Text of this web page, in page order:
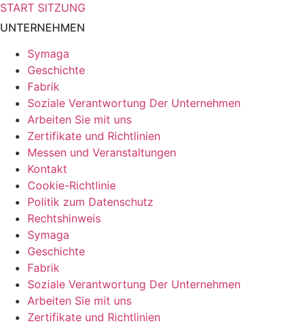
START SITZUNG
UNTERNEHMEN
Symaga
Geschichte
Fabrik
Soziale Verantwortung Der Unternehmen
Arbeiten Sie mit uns
Zertifikate und Richtlinien
Messen und Veranstaltungen
Kontakt
Cookie-Richtlinie
Politik zum Datenschutz
Rechtshinweis
Symaga
Geschichte
Fabrik
Soziale Verantwortung Der Unternehmen
Arbeiten Sie mit uns
Zertifikate und Richtlinien